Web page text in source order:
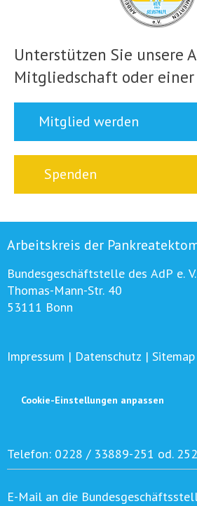
Unterstützen Sie unsere
Mitgliedschaft oder einer
Mitglied werden
Spenden
Arbeitskreis der
Bundesgeschäftstelle des AdP e. V.
Thomas-Mann-Str. 40
53111 Bonn
Impressum | Datenschutz | Sitemap
Cookie-Einstellungen anpassen
Telefon: 0228 / 33889-251 od. 252
E-Mail an die